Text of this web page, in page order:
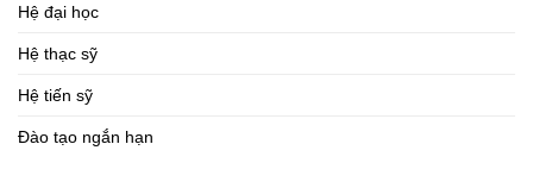
Hệ đại học
Hệ thạc sỹ
Hệ tiến sỹ
Đào tạo ngắn hạn